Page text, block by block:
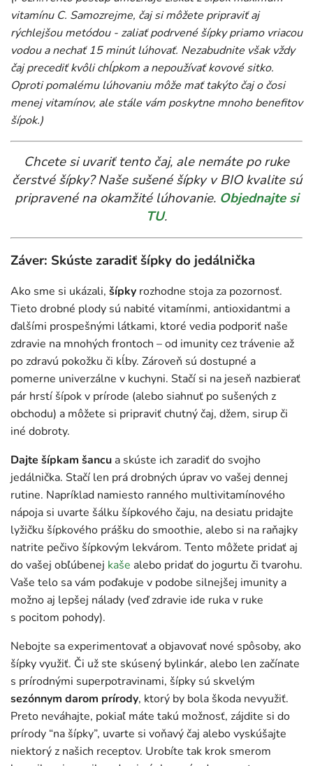
vitamínu C. Samozrejme, čaj si môžete pripraviť aj
rýchlejšou metódou - zaliať podrvené šípky priamo vriacou
vodou a nechať 15 minút lúhovať. Nezabudnite však vždy
čaj precediť kvôli chĺpkom a nepoužívať kovové sitko.
Oproti pomalému lúhovaniu môže mať takýto čaj o čosi
menej vitamínov, ale stále vám poskytne mnoho benefitov
šípok.)
Chcete si uvariť tento čaj, ale nemáte po ruke
čerstvé šípky? Naše sušené šípky v BIO kvalite sú
pripravené na okamžité lúhovanie. Objednajte si
TU.
Záver: Skúste zaradiť šípky do jedálnička
Ako sme si ukázali, šípky rozhodne stoja za pozornosť.
Tieto drobné plody sú nabité vitamínmi, antioxidantmi a
ďalšími prospešnými látkami, ktoré vedia podporiť naše
zdravie na mnohých frontoch – od imunity cez trávenie až
po zdravú pokožku či kĺby. Zároveň sú dostupné a
pomerne univerzálne v kuchyni. Stačí si na jeseň nazbierať
pár hrstí šípok v prírode (alebo siahnuť po sušených z
obchodu) a môžete si pripraviť chutný čaj, džem, sirup či
iné dobroty.
Dajte šípkam šancu a skúste ich zaradiť do svojho
jedálnička. Stačí len prá drobných úprav vo vašej dennej
rutine. Napríklad namiesto ranného multivitamínového
nápoja si uvarte šálku šípkového čaju, na desiatu pridajte
lyžičku šípkového prášku do smoothie, alebo si na raňajky
natrite pečivo šípkovým lekvárom. Tento môžete pridať aj
do vašej obľúbenej kaše alebo pridať do jogurtu či tvarohu.
Vaše telo sa vám poďakuje v podobe silnejšej imunity a
možno aj lepšej nálady (veď zdravie ide ruka v ruke
s pocitom pohody).
Nebojte sa experimentovať a objavovať nové spôsoby, ako
šípky využiť. Či už ste skúsený bylinkár, alebo len začínate
s prírodnými superpotravinami, šípky sú skvelým
sezónnym darom prírody, ktorý by bola škoda nevyužiť.
Preto neváhajte, pokiaľ máte takú možnosť, zájdite si do
prírody “na šípky”, uvarte si voňavý čaj alebo vyskúšajte
niektorý z našich receptov. Urobíte tak krok smerom